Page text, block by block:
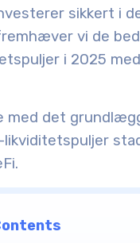
sikkert i
vi de
i 2025
med det